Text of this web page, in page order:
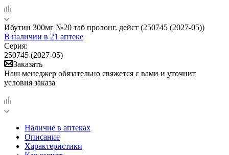
Ибутин 300мг №20 таб пролонг. дейст (250745 (2027-05))
В наличии в 21 аптеке
Серия:
250745 (2027-05)
Заказать
Наш менеджер обязательно свяжется с вами и уточнит
условия заказа
Наличие в аптеках
Описание
Характеристики